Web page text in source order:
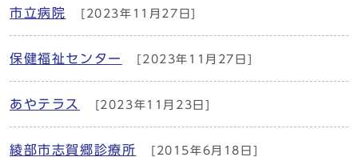
市立病院 [2023年11月27日]
保健福祉センター [2023年11月27日]
あやテラス [2023年11月23日]
綾部市志賀郷診療所 [2015年6月18日]